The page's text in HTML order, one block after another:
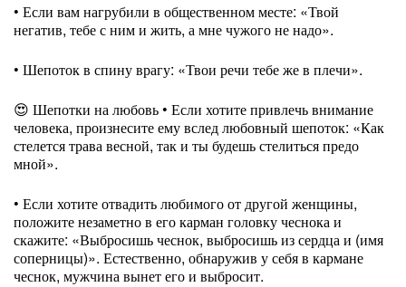
• Если вам нагрубили в общественном месте: «Твой
негатив, тебе с ним и жить, а мне чужого не надо».
• Шепоток в спину врагу: «Твои речи тебе же в плечи».
😍 Шепотки на любовь • Если хотите привлечь внимание
человека, произнесите ему вслед любовный шепоток: «Как
стелется трава весной, так и ты будешь стелиться предо
мной».
• Если хотите отвадить любимого от другой женщины,
положите незаметно в его карман головку чеснока и
скажите: «Выбросишь чеснок, выбросишь из сердца и (имя
соперницы)». Естественно, обнаружив у себя в кармане
чеснок, мужчина вынет его и выбросит.